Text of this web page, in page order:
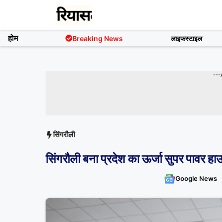
content
होम
Breaking News लाइफस्टाइल
---
सिंगरौली
सिंगरौली बना प्रदेश का ऊर्जा सुपर पावर
Google News